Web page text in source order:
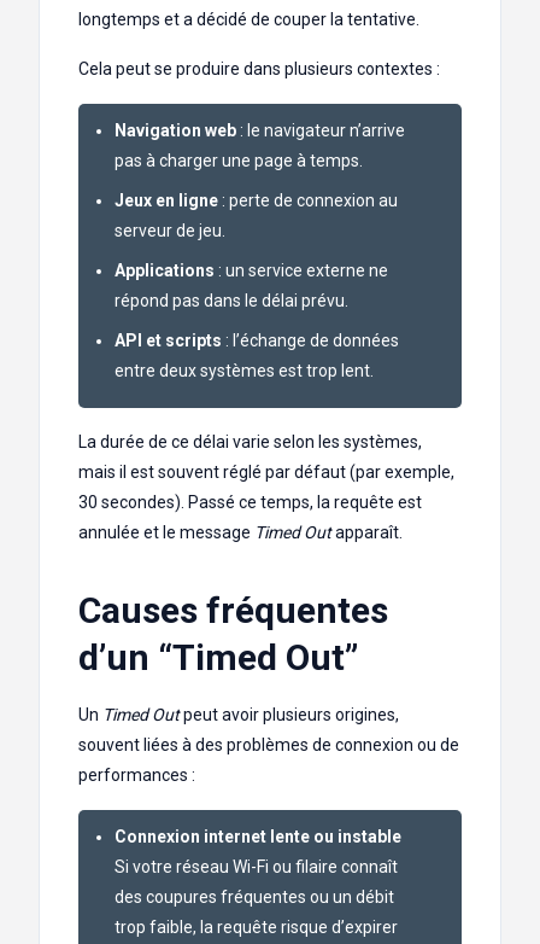
longtemps et a décidé de couper la tentative.
Cela peut se produire dans plusieurs contextes :
Navigation web : le navigateur n’arrive
pas à charger une page à temps.
Jeux en ligne : perte de connexion au
serveur de jeu.
Applications : un service externe ne
répond pas dans le délai prévu.
API et scripts : l’échange de données
entre deux systèmes est trop lent.
La durée de ce délai varie selon les systèmes,
mais il est souvent réglé par défaut (par exemple,
30 secondes). Passé ce temps, la requête est
annulée et le message Timed Outapparaît.
Causes fréquentes
d’un “Timed Out”
Un Timed Outpeut avoir plusieurs origines,
souvent liées à des problèmes de connexion ou de
performances :
Connexion internet lente ou instable
Si votre réseau Wi-Fi ou filaire connaît
des coupures fréquentes ou un débit
trop faible, la requête risque d’expirer